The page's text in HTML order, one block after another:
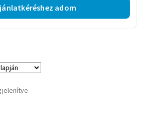
adom
Sorted